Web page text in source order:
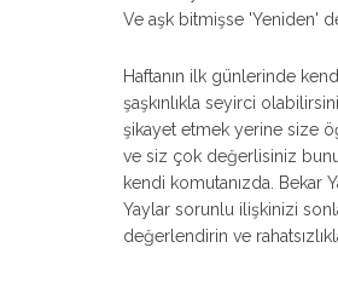
Ve aşk bitmişse 'Yeniden'
Haftanın ilk günlerinde
şaşkınlıkla seyirci
şikayet etmek yerine size
ve siz çok değerlisiniz
kendi komutanızda. Bekar
Yaylar sorunlu ilişkinizi
değerlendirin ve